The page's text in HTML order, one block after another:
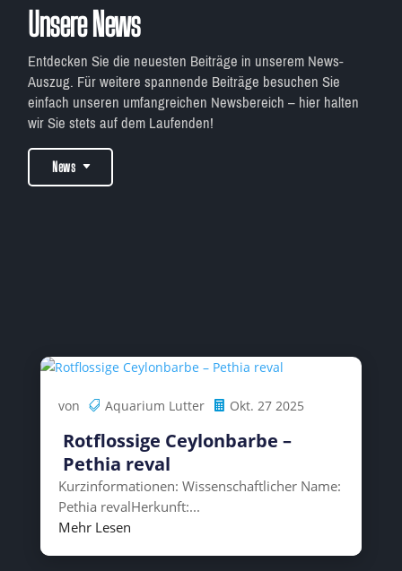
Unsere News
Entdecken Sie die neuesten Beiträge in unserem News-
Auszug. Für weitere spannende Beiträge besuchen Sie
einfach unseren umfangreichen Newsbereich – hier halten
wir Sie stets auf dem Laufenden!
News
Rotflossige Ceylonbarbe –
Pethia reval
von Aquarium Lutter Okt. 27 2025
Kurzinformationen: Wissenschaftlicher Name:
Pethia revalHerkunft:...
Mehr Lesen